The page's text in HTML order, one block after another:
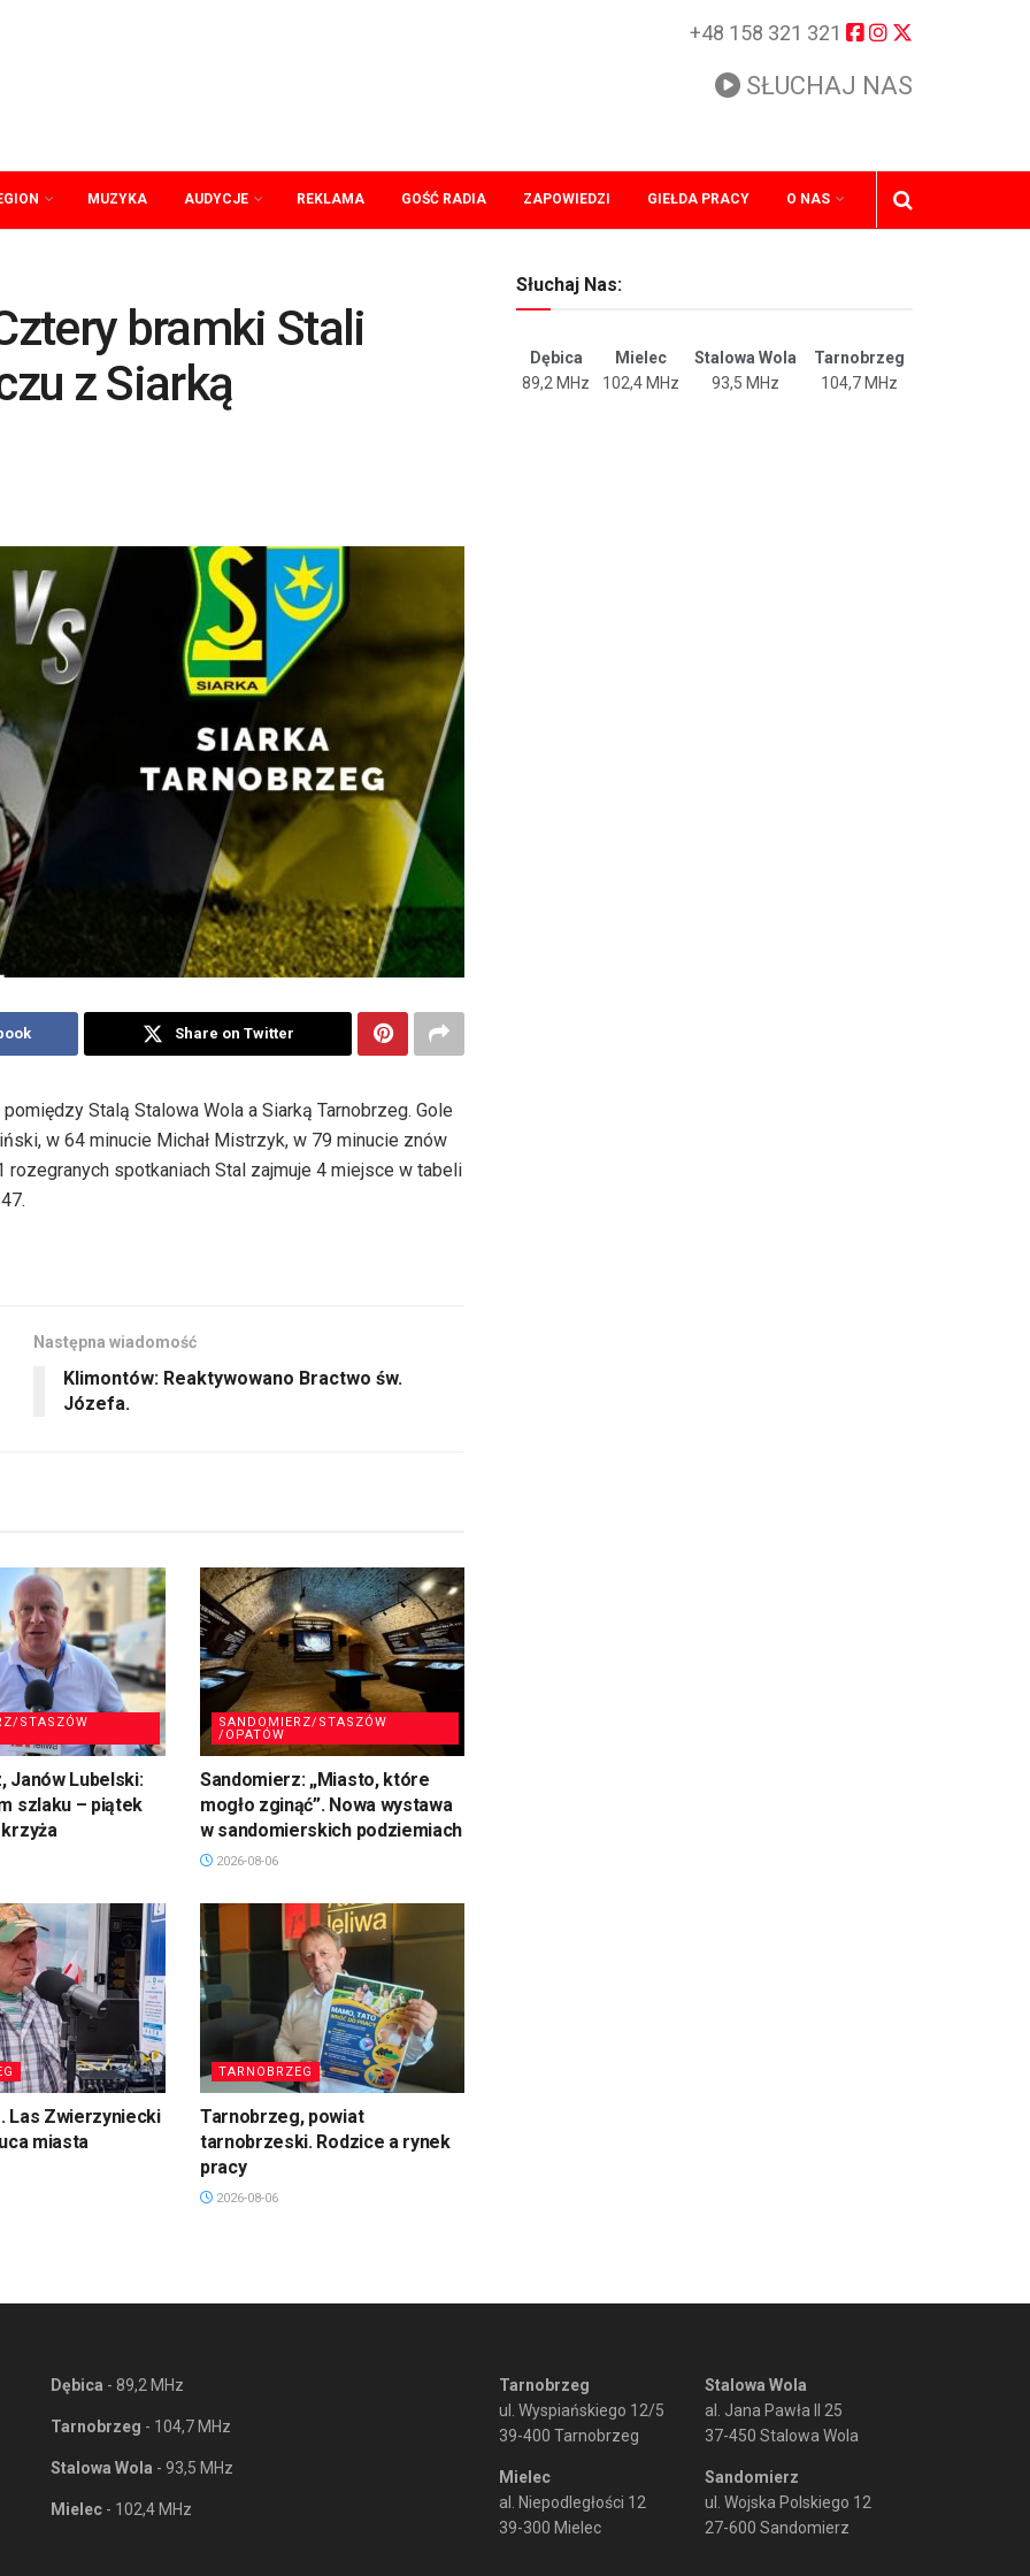
+48 158 321 321
SŁUCHAJ NAS
MUZYKA AUDYCJE REKLAMA GOŚĆ RADIA ZAPOWIEDZI GIEŁDA PRACY O NAS
bramki Stali
z Siarką
Share on Twitter
Stalą Stalowa Wola a Siarką Tarnobrzeg. Gole
w 64 minucie Michał Mistrzyk, w 79 minucie znów
spotkaniach Stal zajmuje 4 miejsce w tabeli
Następna wiadomość
Klimontów: Reaktywowano Bractwo św.
Józefa.
STASZÓW
Janów Lubelski:
szlaku – piątek
SANDOMIERZ/STASZÓW
/OPATÓW
Sandomierz: „Miasto, które
mogło zginąć”. Nowa wystawa
w sandomierskich podziemiach
2026-08-06
Las Zwierzyniecki
miasta
TARNOBRZEG
Tarnobrzeg, powiat
tarnobrzeski. Rodzice a rynek
pracy
2026-08-06
Słuchaj Nas:
Dębica Mielec Stalowa Wola
Tarnobrzeg
89,2 MHz
102,4 MHz 93,5 MHz 104,7 MHz
Dębica - 89,2 MHz
Tarnobrzeg - 104,7 MHz
Stalowa Wola - 93,5 MHz
Mielec - 102,4 MHz
Tarnobrzeg
ul. Wyspiańskiego 12/5
39-400 Tarnobrzeg
Mielec
al. Niepodległości 12
39-300 Mielec
Stalowa Wola
al. Jana Pawła II 25
37-450 Stalowa Wola
Sandomierz
ul. Wojska Polskiego 12
27-600 Sandomierz